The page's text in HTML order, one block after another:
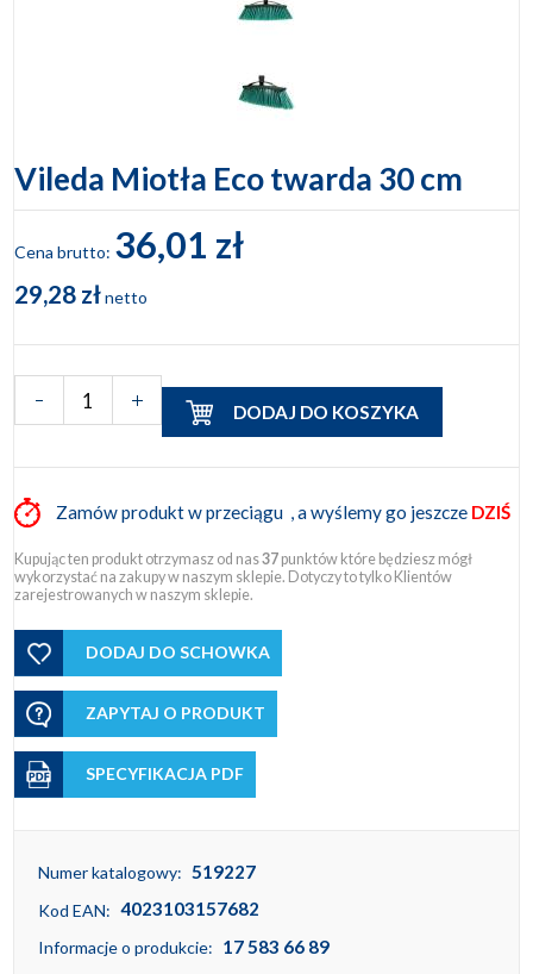
Vileda Miotła Eco twarda 30 cm
Cena brutto: 36,01 zł
29,28 złnetto
DODAJ DO KOSZYKA
Zamów produkt w przeciągu , a wyślemy go jeszcze DZIŚ
Kupując ten produkt otrzymasz od nas37 punktów które będziesz mógł
wykorzystać na zakupy w naszym sklepie. Dotyczy to tylko Klientów
zarejestrowanych w naszym sklepie.
DODAJ DO SCHOWKA
ZAPYTAJ O PRODUKT
SPECYFIKACJA PDF
Numer katalogowy: 519227
Kod EAN: 4023103157682
Informacje o produkcie: 17 583 66 89